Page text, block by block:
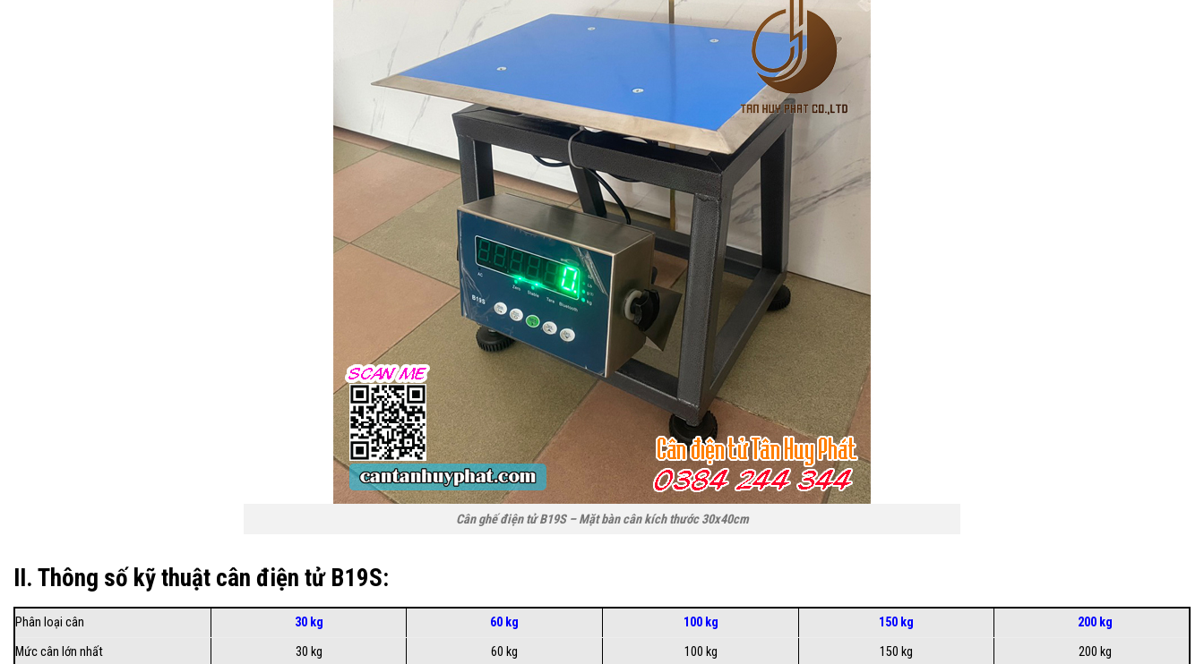
Cân ghế điện tử B19S – Mặt bàn cân kích thước 30x40cm
II. Thông số kỹ thuật cân điện tử B19S:
Phân loại cân 30 kg 60 kg 100 kg 150 kg
200 kg
Mức cân lớn nhất
30 kg 60 kg 100 kg 150 kg
200 kg